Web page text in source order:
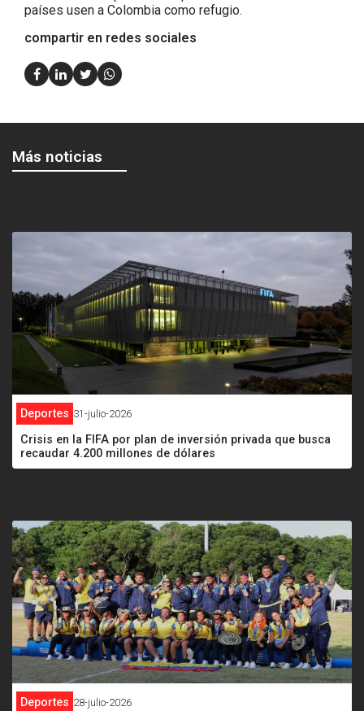
países usen a Colombia como refugio.
compartir en redes sociales
Más noticias
Deportes 31-julio-2026
Crisis en la FIFA por plan de inversión privada que busca
recaudar 4.200 millones de dólares
Deportes 28-julio-2026